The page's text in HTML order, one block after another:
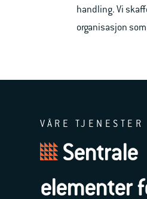
handling. Vi
organisasjon
VÅRE TJENESTER
Sentrale
elementer